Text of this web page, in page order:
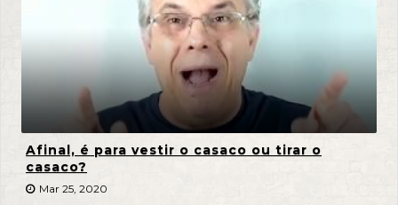
Afinal, é para vestir o casaco ou tirar o
casaco?
Mar 25, 2020